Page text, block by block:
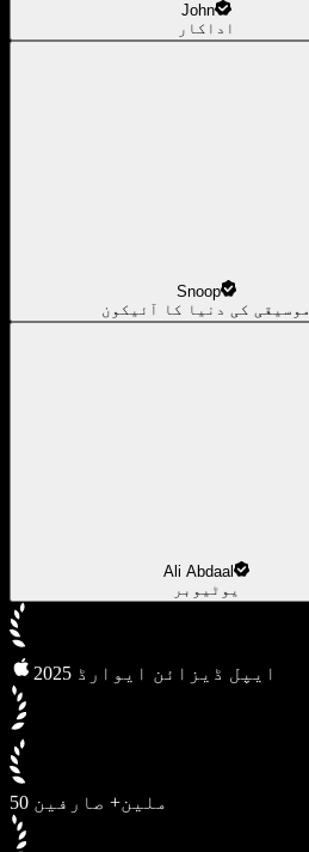
John
اداکار
Snoop
موسیقی کی دنیا کا آئیکون
Ali Abdaal
یوٹیوبر
2025 ایپل ڈیزائن ایوارڈ
50 ملین+ صارفین